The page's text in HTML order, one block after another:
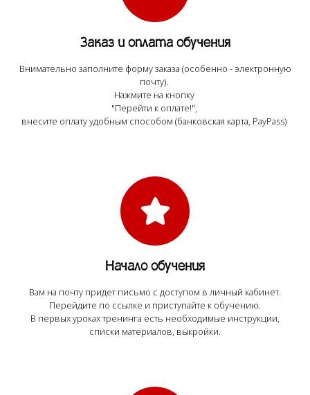
Заказ и оплата обучения
Внимательно заполните форму заказа (особенно - электронную
почту).
Нажмите на кнопку
"Перейти к оплате!",
внесите оплату удобным способом (банковская карта, PayPass)
Начало обучения
Вам на почту придет письмо с доступом в личный кабинет.
Перейдите по ссылке и приступайте к обучению.
В первых уроках тренинга есть необходимые инструкции,
списки материалов, выкройки.